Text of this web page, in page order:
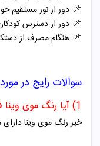
📌 دور از نور مستقیم
📌 دور از دسترس
📌 هنگام مصرف از
سوالات رایج در مورد
1) آیا رنگ موی وینا فاقد آمونیاک است؟
خیر رنگ موی وینا